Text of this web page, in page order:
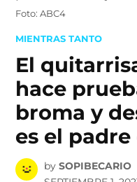
Foto: ABC4
POSTED
MIENTRAS TANTO
El
hace
broma y
es el
by SOPIBECARIO